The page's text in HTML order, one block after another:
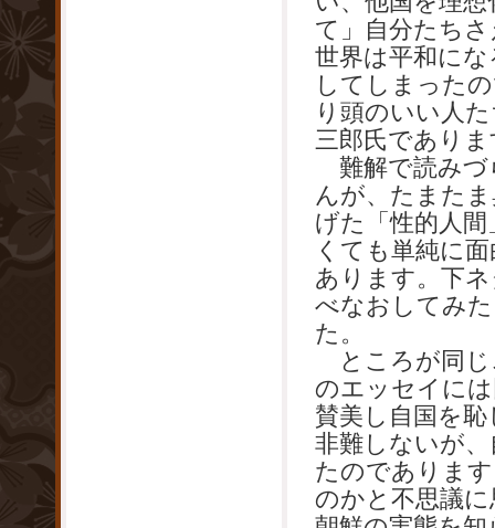
て」自分たち
世界は平和に
してしまった
り頭のいい人
三郎氏であり
難解で読みづ
んが、たまた
げた「性的人
くても単純に
あります。下
べなおしてみ
た。
ところが同じ
のエッセイに
賛美し自国を
非難しないが
たのでありま
のかと不思議